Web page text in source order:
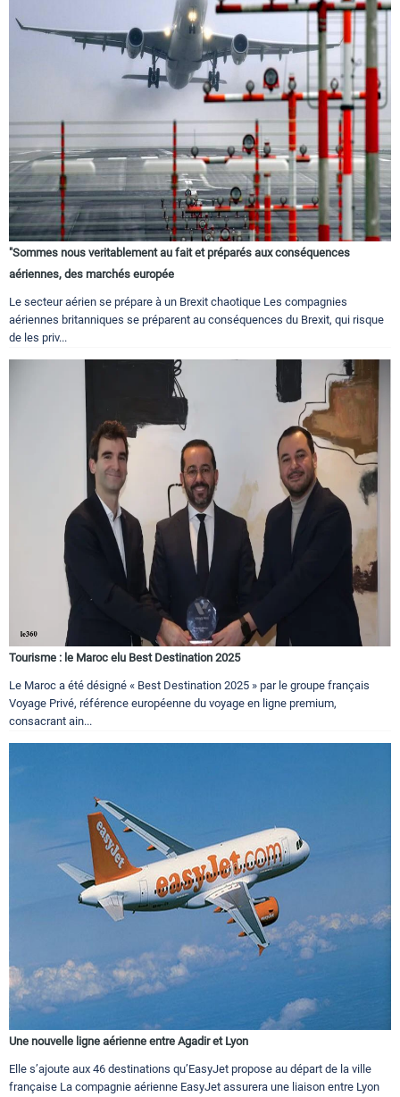
"Sommes nous veritablement au fait et préparés aux conséquences
aériennes, des marchés europée
Le secteur aérien se prépare à un Brexit chaotique Les compagnies
aériennes britanniques se préparent au conséquences du Brexit, qui risque
de les priv...
Tourisme : le Maroc elu Best Destination 2025
Le Maroc a été désigné « Best Destination 2025 » par le groupe français
Voyage Privé, référence européenne du voyage en ligne premium,
consacrant ain...
Une nouvelle ligne aérienne entre Agadir et Lyon
Elle s’ajoute aux 46 destinations qu’EasyJet propose au départ de la ville
française La compagnie aérienne EasyJet assurera une liaison entre Lyon